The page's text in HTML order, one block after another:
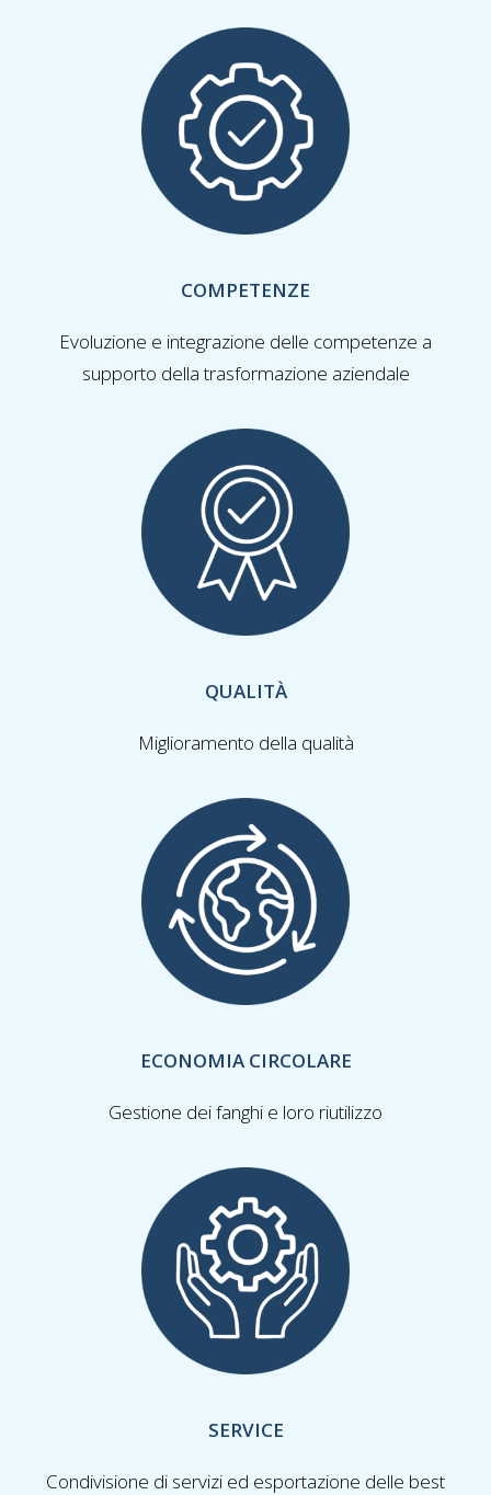
COMPETENZE
Evoluzione e integrazione delle competenze a
supporto della trasformazione aziendale
QUALITÀ
Miglioramento della qualità
ECONOMIA CIRCOLARE
Gestione dei fanghi e loro riutilizzo
SERVICE
Condivisione di servizi ed esportazione delle best